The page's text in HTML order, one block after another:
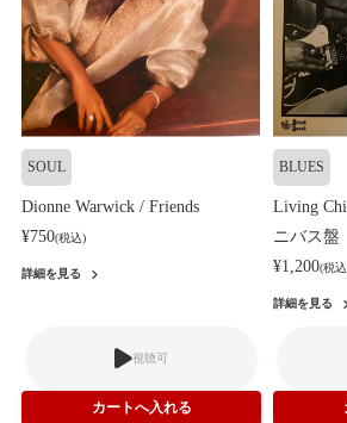
SOUL
Dionne Warwick / Friends
¥750(税込)
詳細を見る
視聴可
BLUES
Living
ニバス盤
¥1,200(税
詳細を見る